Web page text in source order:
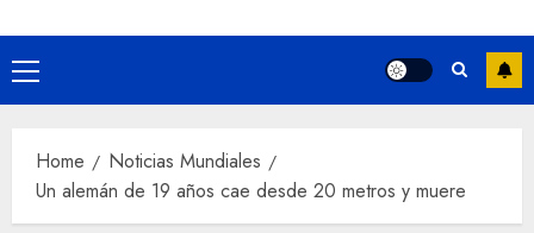
Home
Noticias Mundiales
Un alemán de 19 años cae desde 20 metros y muere